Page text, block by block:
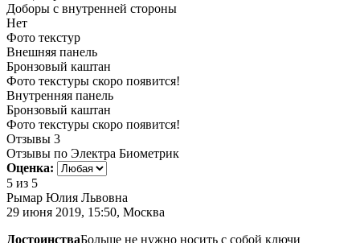
Доборы с внутренней стороны
Нет
Фото текстур
Внешняя панель
Бронзовый каштан
Фото текстуры скоро появится!
Внутренняя панель
Бронзовый каштан
Фото текстуры скоро появится!
Отзывы 3
Отзывы по Электра Биометрик
Оценка:
5 из 5
Рымар Юлия Львовна
29 июня 2019, 15:50, Москва
ДостоинстваБольше не нужно носить с собой ключи